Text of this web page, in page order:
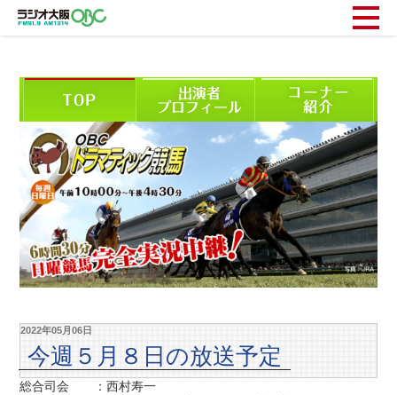
2022年05月06日
今週５月８日の放送予定
総合司会 ：西村寿一